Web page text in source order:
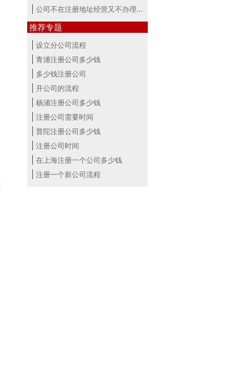
公司不在注册地址经营又不办理变更，...
推荐专题
设立分公司流程
青浦注册公司多少钱
多少钱注册公司
开公司的流程
杨浦注册公司多少钱
注册公司需要时间
普陀注册公司多少钱
注册公司时间
在上海注册一个公司多少钱
注册一个新公司流程